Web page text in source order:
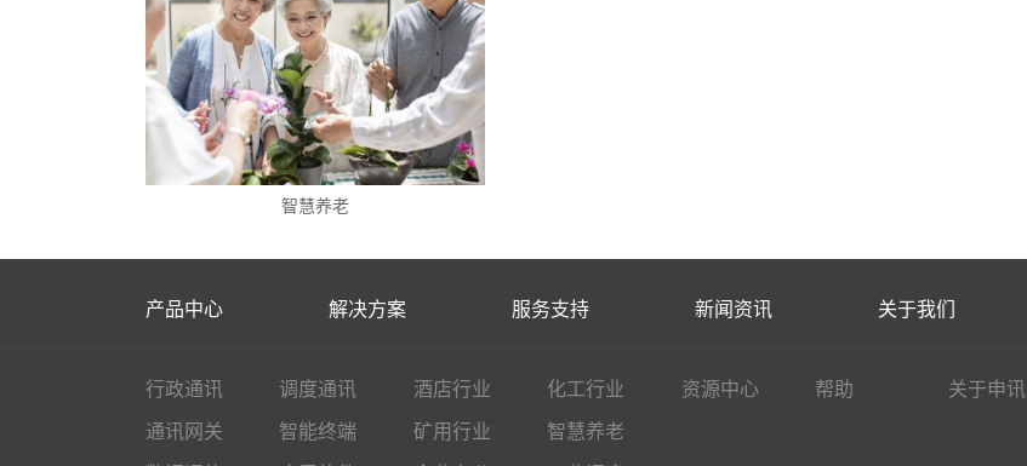
智慧养老
产品中心 解决方案 服务支持 新闻资讯 关于我们
行政通讯 调度通讯
通讯网关 智能终端
酒店行业 化工行业
矿用行业 智慧养老
资源中心 帮助 关于申讯